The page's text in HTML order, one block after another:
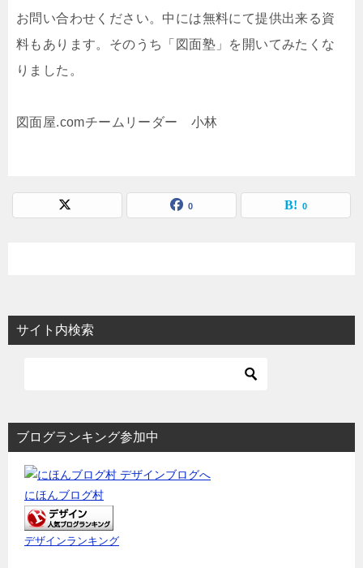
お問い合わせください。中には無料にて提供出来る資
料もあります。そのうち「図面塾」を開いてみたくな
りました。
図面屋.comチームリーダー 小林
0 0
サイト内検索
ブログランキング参加中
にほんブログ村
デザインランキング